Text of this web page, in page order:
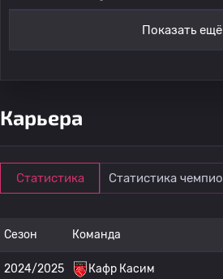
Показать ещё
Карьера
Статистика Статистика
Сезон Команда
2024/2025 Кафр Касим